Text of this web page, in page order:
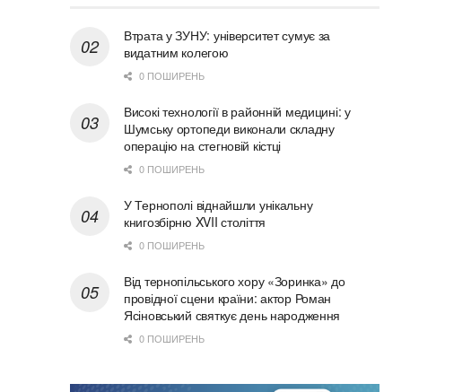
Втрата у ЗУНУ: університет сумує за
видатним колегою
0 ПОШИРЕНЬ
Високі технології в районній медицині: у
Шумську ортопеди виконали складну
операцію на стегновій кістці
0 ПОШИРЕНЬ
У Тернополі віднайшли унікальну
книгозбірню XVII століття
0 ПОШИРЕНЬ
Від тернопільського хору «Зоринка» до
провідної сцени країни: актор Роман
Ясіновський святкує день народження
0 ПОШИРЕНЬ